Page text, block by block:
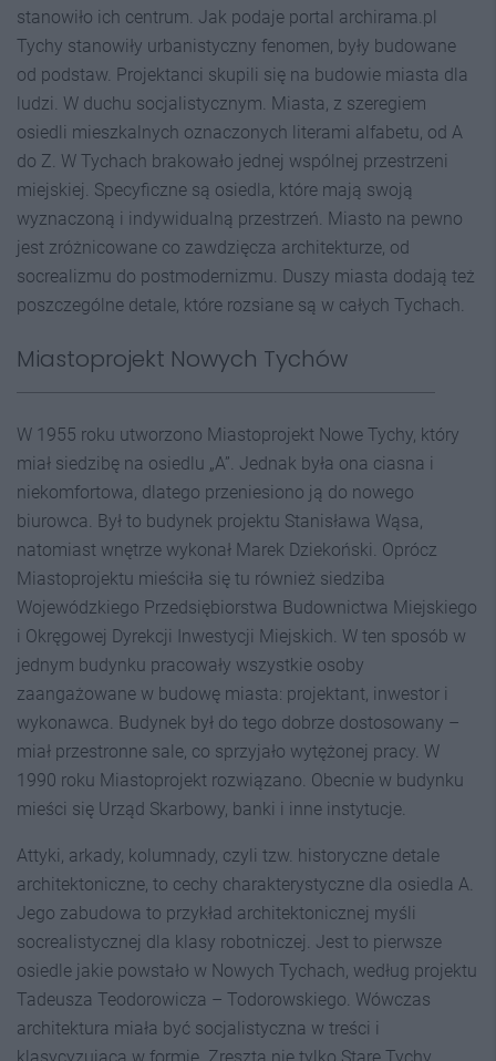
stanowiło ich centrum. Jak podaje portal archirama.pl
Tychy stanowiły urbanistyczny fenomen, były budowane
od podstaw. Projektanci skupili się na budowie miasta dla
ludzi. W duchu socjalistycznym. Miasta, z szeregiem
osiedli mieszkalnych oznaczonych literami alfabetu, od A
do Z. W Tychach brakowało jednej wspólnej przestrzeni
miejskiej. Specyficzne są osiedla, które mają swoją
wyznaczoną i indywidualną przestrzeń. Miasto na pewno
jest zróżnicowane co zawdzięcza architekturze, od
socrealizmu do postmodernizmu. Duszy miasta dodają też
poszczególne detale, które rozsiane są w całych Tychach.
Miastoprojekt Nowych Tychów
W 1955 roku utworzono Miastoprojekt Nowe Tychy, który
miał siedzibę na osiedlu „A”. Jednak była ona ciasna i
niekomfortowa, dlatego przeniesiono ją do nowego
biurowca. Był to budynek projektu Stanisława Wąsa,
natomiast wnętrze wykonał Marek Dziekoński. Oprócz
Miastoprojektu mieściła się tu również siedziba
Wojewódzkiego Przedsiębiorstwa Budownictwa Miejskiego
i Okręgowej Dyrekcji Inwestycji Miejskich. W ten sposób w
jednym budynku pracowały wszystkie osoby
zaangażowane w budowę miasta: projektant, inwestor i
wykonawca. Budynek był do tego dobrze dostosowany –
miał przestronne sale, co sprzyjało wytężonej pracy. W
1990 roku Miastoprojekt rozwiązano. Obecnie w budynku
mieści się Urząd Skarbowy, banki i inne instytucje.
Attyki, arkady, kolumnady, czyli tzw. historyczne detale
architektoniczne, to cechy charakterystyczne dla osiedla A.
Jego zabudowa to przykład architektonicznej myśli
socrealistycznej dla klasy robotniczej. Jest to pierwsze
osiedle jakie powstało w Nowych Tychach, według projektu
Tadeusza Teodorowicza – Todorowskiego. Wówczas
architektura miała być socjalistyczna w treści i